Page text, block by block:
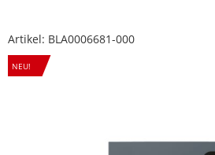
Artikel: BLA0006681-000
NEU!